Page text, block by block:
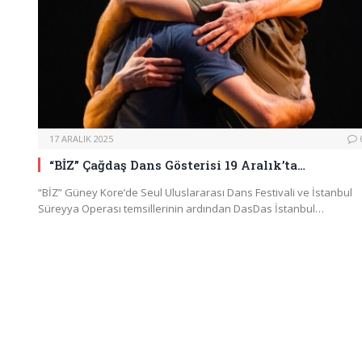
17 ARALIK 2025
“BİZ” Çağdaş Dans Gösterisi 19 Aralık’ta…
“BİZ” Güney Kore’de Seul Uluslararası Dans Festivali ve İstanbul
Süreyya Operası temsillerinin ardından DasDas İstanbul…